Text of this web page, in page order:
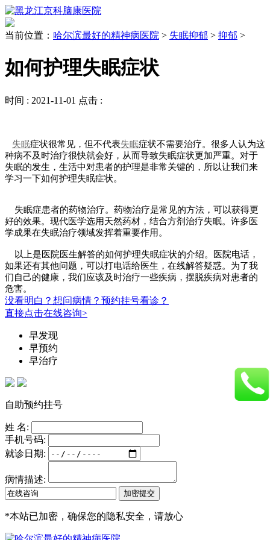
当前位置： 哈尔滨最好的精神病医院 > 失眠抑郁 > 抑郁 >
如何护理失眠症状
时间 : 2021-11-01 点击 :
失眠症状很常见，但不代表失眠症状不需要治疗。很多人认为这
种病不及时治疗很快就会好，从而导致失眠症状更加严重。对于
失眠的发生，生活中对患者的护理是非常关键的，所以让我们来
学习一下如何护理失眠症状。
失眠症患者的药物治疗。药物治疗是常见的方法，可以获得更
好的效果。现代医学选用天然药材，结合方剂治疗失眠。许多医
学成果在失眠治疗领域发挥着重要作用。
以上是医院医生解答的如何护理失眠症状的介绍。医院电话，
如果还有其他问题，可以打电话给医生，在线解答疑惑。为了我
们自己的健康，我们应该及时治疗一些疾病，摆脱疾病对患者的
危害。
没看明白？想问病情？预约挂号看诊？
直接点击在线咨询>
早发现
早预约
早治疗
自助预约挂号
姓 名:
手机号码:
就诊日期:
病情描述:
*本站已加密，确保您的隐私安全，请放心